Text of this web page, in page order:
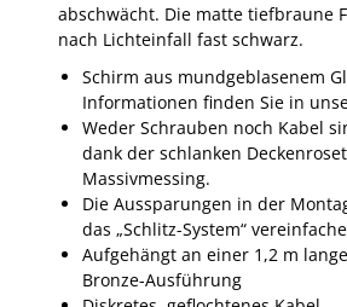
abschwächt. Die matte tiefbraune
nach Lichteinfall fast schwarz.
Schirm aus mundgeblasenem
Informationen finden Sie in
Weder Schrauben noch Kabel
dank der schlanken
Massivmessing.
Die Aussparungen in der
das „Schlitz-System“
Aufgehängt an einer 1,2 m
Bronze-Ausführung